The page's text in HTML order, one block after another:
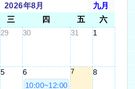
2026年8月
九月
三 四 五 六
29 30 31 1
5
6
10:00~12:00
7 8